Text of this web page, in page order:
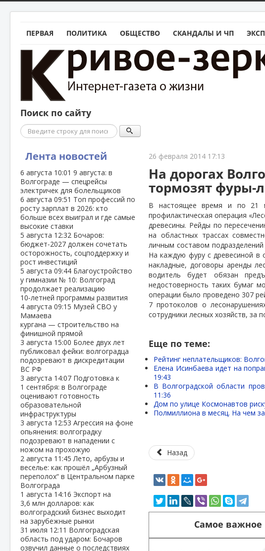
ПЕРВАЯ ПОЛИТИКА ОБЩЕСТВО СКАНДАЛЫ И ЧП
Поиск по сайту
Поиск
Лента новостей
6 августа 10:01 9 августа: в
Волгограде — спецрейсы
электричек для болельщиков
6 августа 09:51 Топ профессий по
росту зарплат в 2026: кто
больше всех выиграл и где самые
высокие ставки
5 августа 12:32 Бочаров:
бюджет‑2027 должен сочетать
осторожность, соцподдержку и
рост инвестиций
5 августа 09:44 Благоустройство
у гимназии № 10: Волгоград
продолжает реализацию
10‑летней программы развития
4 августа 09:15 Музей СВО у
Мамаева
кургана — строительство на
финишной прямой
3 августа 15:00 Более двух лет
публиковал фейки: волгоградца
подозревают в дискредитации
ВС РФ
3 августа 14:07 Подготовка к
1 сентября: в Волгограде
оценивают готовность
образовательной
инфраструктуры
3 августа 12:53 Агрессия на фоне
опьянения: волгоградку
подозревают в нападении с
ножом на прохожую
2 августа 11:45Лето, арбузы и
веселье: как прошёл „Арбузный
переполох“ в Центральном парке
Волгограда
1 августа 14:16 Экспорт на
3,6 млн долларов: как
волгоградский бизнес выходит
на зарубежные рынки
31 июля 12:11 Волгоградская
область под ударом: Бочаров
озвучил данные о последствиях
26 февраля 2014 17:13
На дорогах
тормозят фуры-
В настоящее время и по 21
профилактическая операция
древесины. Рейды по
на областных трассах
личным составом
На каждую фуру с древесиной
накладные, договоры аренды
водитель будет обязан
недостоверность таких бумаг
операции было проведено 307
7 протоколов о
сотрудники лесных хозяйств, за
Еще по теме:
Рейтинг неплательщиков:
Елена Исинбаева идет на
19:43
В Волгоградской области
11:36
Дом по улице Космонавтов
Полмиллиона в месяц. На чем
Назад
Самое важное